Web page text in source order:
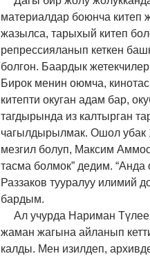
материалдар боюнча китеп
жазылса, тарыхый китеп
репрессияланып кеткен
болгон. Баардык
Бирок менин оюмча,
китепти окуган адам бар,
тагдырында из калтырган
чагылдырылмак. Ошол убак
мезгил болуп, Максим
тасма болмок” дедим.
Раззаков тууралуу илимий
бардым.
Ал учурда Нариман
жаман жагына айланып
калды. Мен изилдеп,